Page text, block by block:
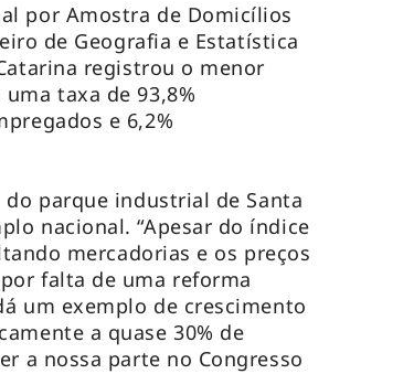
por Amostra de Domicílios
de Geografia e Estatística
registrou o menor
taxa de 93,8%
e 6,2%
do parque industrial de Santa
nacional. “Apesar do índice
mercadorias e os preços
falta de uma reforma
um exemplo de crescimento
a quase 30% de
a nossa parte no Congresso